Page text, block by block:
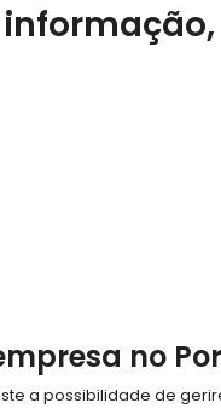
no
a possibilidade de